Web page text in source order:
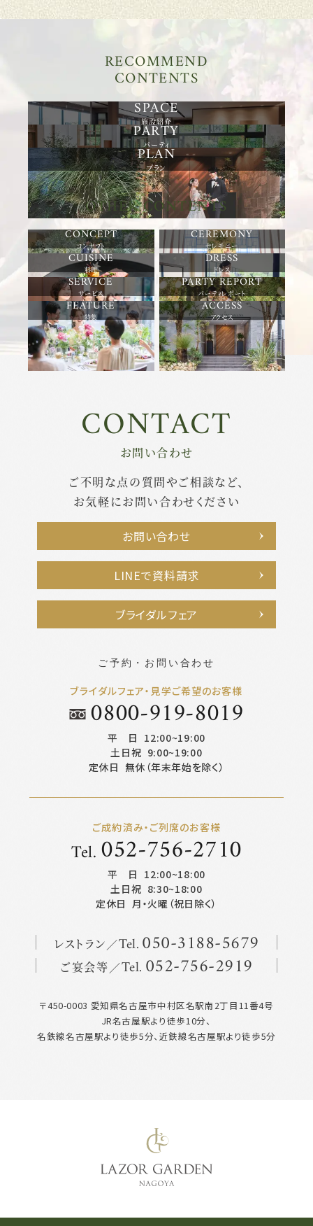
RECOMMEND
CONTENTS
施設紹介
パーティ
プラン
OTHER CONTENTS
コンセプト セレモニー
料理 ドレス
サービス パーティレポート
特集 アクセス
CONTACT
お問い合わせ
ご不明な点の質問やご相談など、
お気軽にお問い合わせください
お問い合わせ
LINEで資料請求
ブライダルフェア
ご予約・お問い合わせ
ブライダルフェア・見学ご希望のお客様
0800-919-8019
平 日 12:00~19:00
土日祝 9:00~19:00
定休日 無休（年末年始を除く）
ご成約済み・ご列席のお客様
Tel. 052-756-2710
平 日 12:00~18:00
土日祝 8:30~18:00
定休日 月・火曜（祝日除く）
レストラン Tel. 050-3188-5679
ご宴会等 Tel. 052-756-2919
〒450-0003 愛知県名古屋市中村区名駅南2丁目11番4号
JR名古屋駅より徒歩10分、
名鉄線名古屋駅より徒歩5分、近鉄線名古屋駅より徒歩5分